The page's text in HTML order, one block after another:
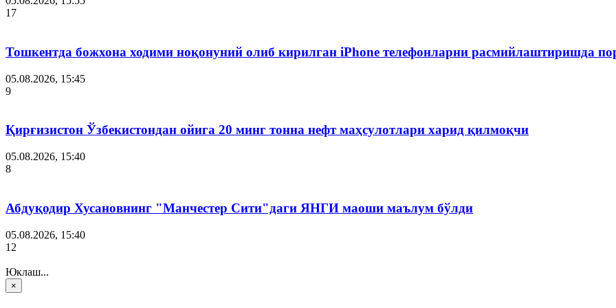
17
Тошкентда божхона ходими ноқонуний олиб кирилган iPhone телефонларни расмийлаштиришда
05.08.2026, 15:45
9
Қирғизистон Ўзбекистондан ойига 20 минг тонна нефт маҳсулотлари харид қилмоқчи
05.08.2026, 15:40
8
Абдуқодир Хусановнинг "Манчестер Сити"даги ЯНГИ маоши маълум бўлди
05.08.2026, 15:40
12
Юклаш...
×